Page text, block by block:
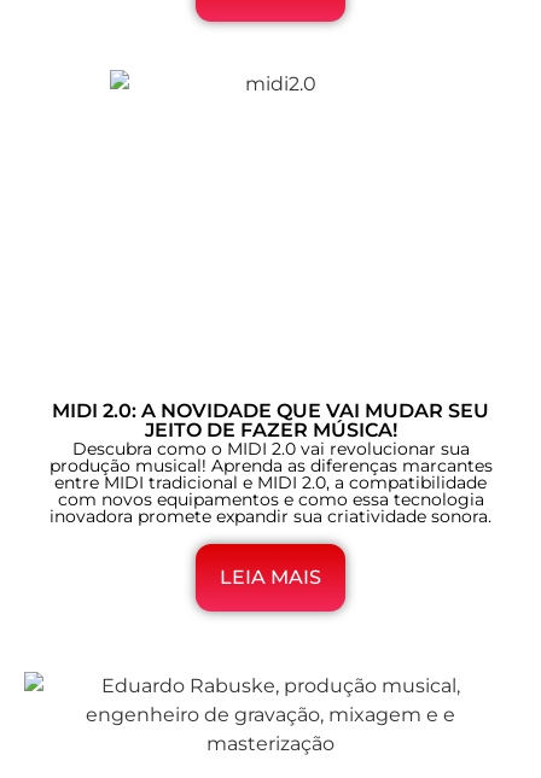
MIDI 2.0: A NOVIDADE QUE VAI MUDAR SEU
JEITO DE FAZER MÚSICA!
Descubra como o MIDI 2.0 vai revolucionar sua
produção musical! Aprenda as diferenças marcantes
entre MIDI tradicional e MIDI 2.0, a compatibilidade
com novos equipamentos e como essa tecnologia
inovadora promete expandir sua criatividade sonora.
LEIA MAIS